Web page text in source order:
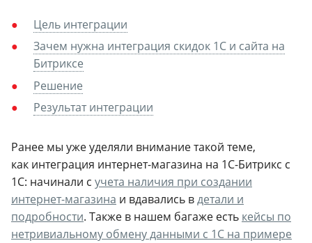
Цель интеграции
Зачем нужна интеграция скидок 1С и сайта на
Битриксе
Решение
Результат интеграции
Ранее мы уже уделяли внимание такой теме,
как интеграция интернет-магазина на 1С-Битрикс с
1С: начинали с учета наличия при создании
интернет-магазина и вдавались вдетали и
подробности. Также в нашем багаже есть кейсы по
нетривиальному обмену данными с 1С на примере